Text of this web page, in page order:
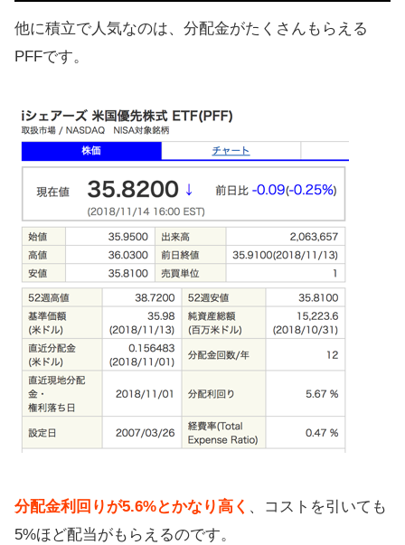
他に積立で人気なのは、分配金がたくさんもらえる
PFFです。
分配金利回りが5.6%とかなり高く 、コストを引いても
5%ほど配当がもらえるのです。